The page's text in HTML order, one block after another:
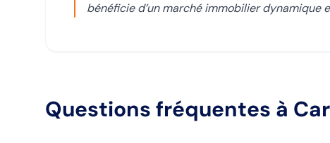
bénéficie d’un marché immobilier dynamique
Questions fréquentes à